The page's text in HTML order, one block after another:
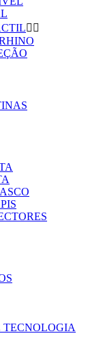
 
TECNOLOGIA